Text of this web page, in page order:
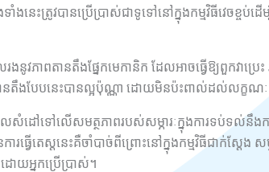
នេះត្រូវបានប្រើប្រាស់ជាទូទៅនៅក្នុងកម្មវិធីវេចខ្ចប់
ភាពតានតឹងផ្នែកមេកានិក ដែលអាចធ្វើឱ្យពួកវាប្រេ
នតឹងបែបនេះបានល្អប៉ុណ្ណា ដោយមិនប៉ះពាល់ដល់លក្ខណ
លសំដៅទៅលើសមត្ថភាពរបស់សម្ភារៈក្នុងការទប់ទល់នឹ
ារធ្វើតេស្តនេះគឺចាំបាច់ពីព្រោះនៅក្នុងកម្មវិធីជាក់ស្តែង
យអ្នកប្រើប្រាស់។